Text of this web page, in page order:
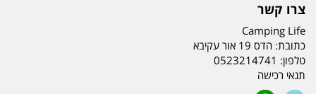
צרו קשר
Camping Life
כתובת: הדס 19 אור עקיבא
טלפון: 0523214741
תנאי רכישה